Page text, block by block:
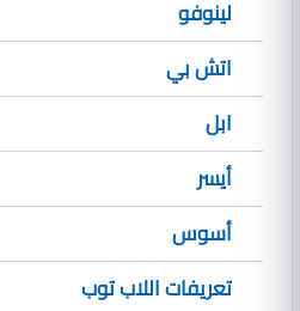
لينوفو
اتش بي
ابل
أيسر
أسوس
تعريفات اللاب توب